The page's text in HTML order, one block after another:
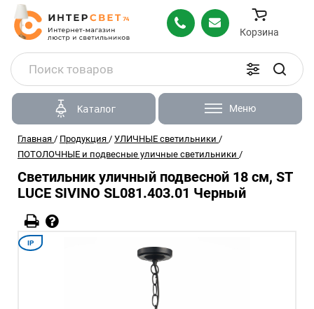
Корзина
Каталог Меню
Главная / Продукция / УЛИЧНЫЕ светильники /
ПОТОЛОЧНЫЕ и подвесные уличные светильники /
Светильник уличный подвесной 18 см, ST
LUCE SIVINO SL081.403.01 Черный
IP